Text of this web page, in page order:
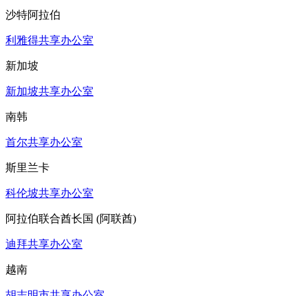
沙特阿拉伯
利雅得共享办公室
新加坡
新加坡共享办公室
南韩
首尔共享办公室
斯里兰卡
科伦坡共享办公室
阿拉伯联合酋长国 (阿联酋)
迪拜共享办公室
越南